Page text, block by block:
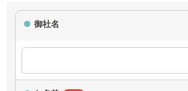
御社名